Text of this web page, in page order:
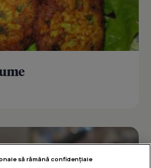
să rămână confidențiale